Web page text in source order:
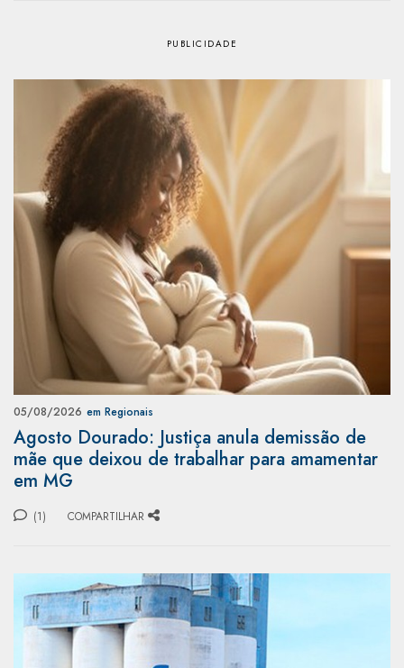
05/08/2026 em Regionais
Agosto Dourado: Justiça anula demissão de
mãe que deixou de trabalhar para amamentar
em MG
(1) COMPARTILHAR